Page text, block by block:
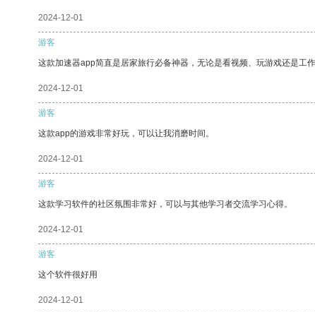
2024-12-01
游客
这款加速器app简直是居家旅行必备神器，无论是看视频、玩游戏还是工
2024-12-01
游客
这款app的游戏非常好玩，可以让我消磨时间。
2024-12-01
游客
这款学习软件的社区氛围非常好，可以与其他学习者交流学习心得。
2024-12-01
游客
这个软件很好用
2024-12-01